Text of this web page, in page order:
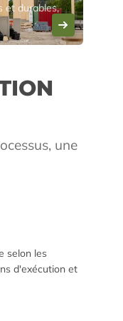
et durables,
une
selon les
d'exécution et